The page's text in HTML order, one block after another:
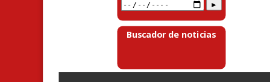
Buscador de noticias